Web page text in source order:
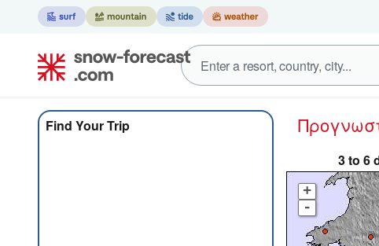
Find Your Trip
3 to 6
+
-